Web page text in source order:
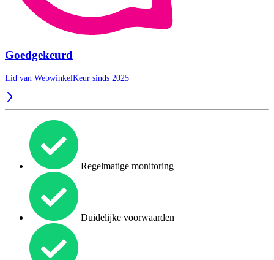
Goedgekeurd
Lid van WebwinkelKeur sinds 2025
Regelmatige monitoring
Duidelijke voorwaarden